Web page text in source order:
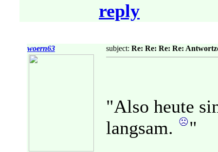
reply
woern63 subject: Re: Re: Re: Re:
"Also heute
langsam.
"